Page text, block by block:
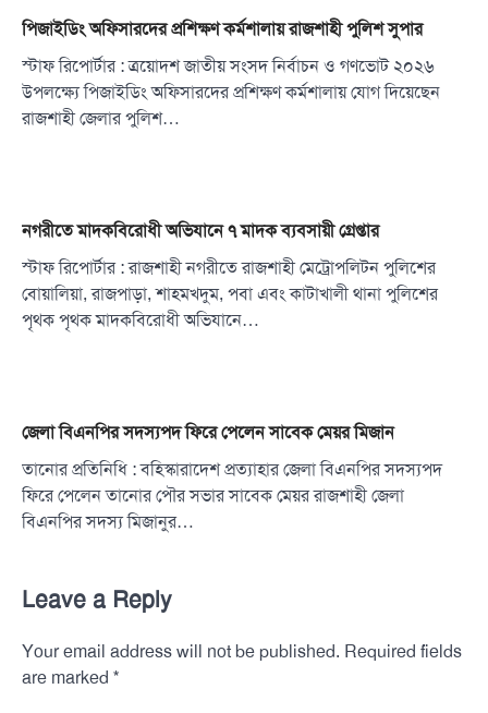
পিজাইডিং অফিসারদের প্রশিক্ষণ কর্মশালায় রাজশাহী পুলিশ সুপার
স্টাফ রিপোর্টার : ত্রয়োদশ জাতীয় সংসদ নির্বাচন ও গণভোট ২০২৬
উপলক্ষ্যে পিজাইডিং অফিসারদের প্রশিক্ষণ কর্মশালায় যোগ দিয়েছেন
রাজশাহী জেলার পুলিশ…
নগরীতে মাদকবিরোধী অভিযানে ৭ মাদক ব্যবসায়ী গ্রেপ্তার
স্টাফ রিপোর্টার : রাজশাহী নগরীতে রাজশাহী মেট্রোপলিটন পুলিশের
বোয়ালিয়া, রাজপাড়া, শাহমখদুম, পবা এবং কাটাখালী থানা পুলিশের
পৃথক পৃথক মাদকবিরোধী অভিযানে…
জেলা বিএনপির সদস্যপদ ফিরে পেলেন সাবেক মেয়র মিজান
তানোর প্রতিনিধি : বহিস্কারাদেশ প্রত্যাহার জেলা বিএনপির সদস্যপদ
ফিরে পেলেন তানোর পৌর সভার সাবেক মেয়র রাজশাহী জেলা
বিএনপির সদস্য মিজানুর…
Leave a Reply
Your email address will not be published. Required fields
are marked *